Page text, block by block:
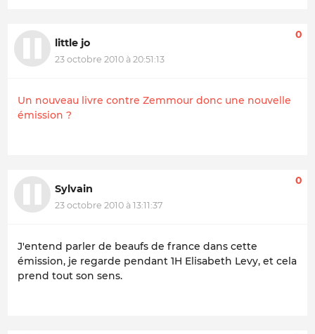
little jo
23 octobre 2010 à 20:51:13
0
Un nouveau livre contre Zemmour donc une nouvelle
émission ?
Sylvain
23 octobre 2010 à 13:11:37
0
J'entend parler de beaufs de france dans cette
émission, je regarde pendant 1H Elisabeth Levy, et cela
prend tout son sens.